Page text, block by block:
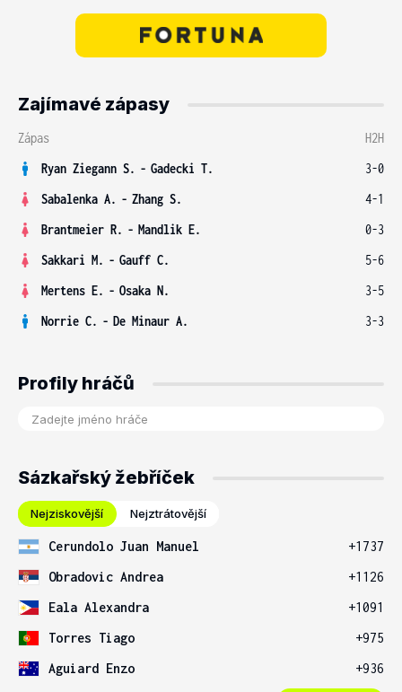
Zajímavé zápasy
Zápas
H2H
Ryan Ziegann S. - Gadecki T.
3-0
Sabalenka A. - Zhang S.
4-1
Brantmeier R. - Mandlik E.
0-3
Sakkari M. - Gauff C.
5-6
Mertens E. - Osaka N.
3-5
Norrie C. - De Minaur A. 3-3
Profily hráčů
Sázkařský žebříček
Nejziskovější Nejztrátovější
Cerundolo Juan Manuel
+1737
Obradovic Andrea
+1126
Eala Alexandra
+1091
Torres Tiago
+975
Aguiard Enzo
+936